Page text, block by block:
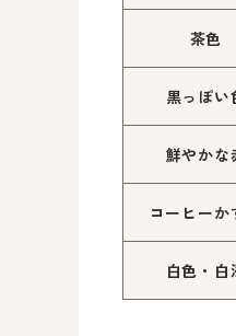
茶色
黒っぽい
鮮やかな
コーヒーか
白色・白